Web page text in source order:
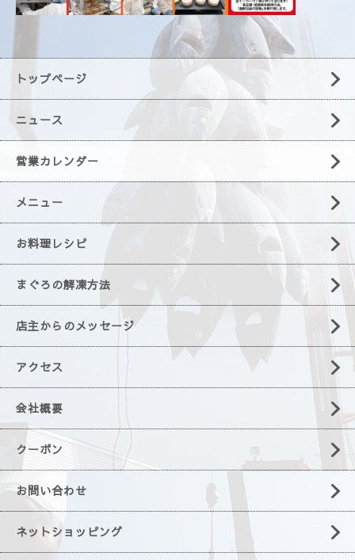
トップページ
ニュース
営業カレンダー
メニュー
お料理レシピ
まぐろの解凍方法
店主からのメッセージ
アクセス
会社概要
クーポン
お問い合わせ
ネットショッピング